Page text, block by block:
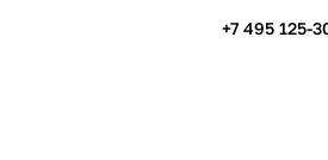
+7 495 125-